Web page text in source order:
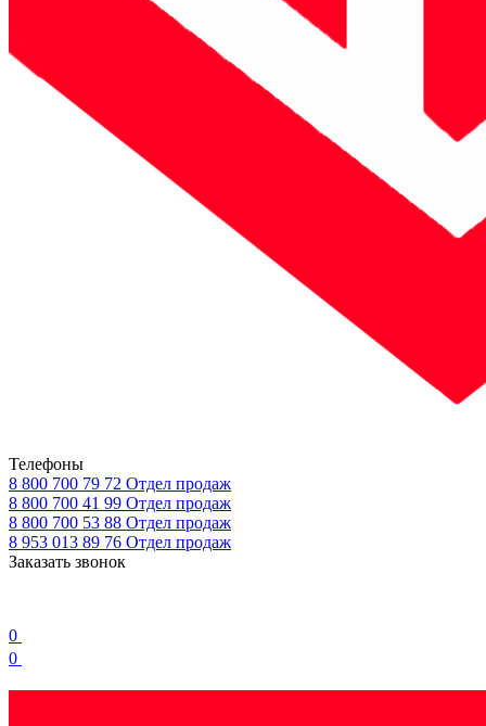
Телефоны
8 800 700 79 72 Отдел продаж
8 800 700 41 99 Отдел продаж
8 800 700 53 88 Отдел продаж
8 953 013 89 76 Отдел продаж
Заказать звонок
0
0